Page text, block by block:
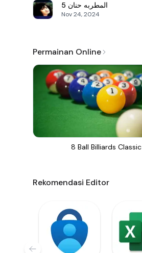
المطربه حنان 5
Nov 24, 2024
Permainan Online
8 Ball Billiards Classic
Rekomendasi Editor